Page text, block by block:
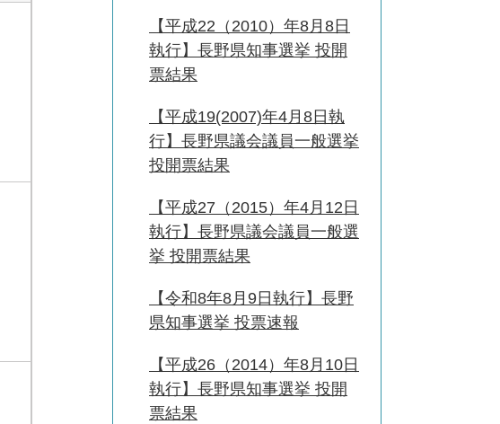
【平成22（2010）年8月8日
執行】長野県知事選挙 投開
票結果
【平成19(2007)年4月8日執
行】長野県議会議員一般選挙
投開票結果
【平成27（2015）年4月12日
執行】長野県議会議員一般選
挙 投開票結果
【令和8年8月9日執行】長野
県知事選挙 投票速報
【平成26（2014）年8月10日
執行】長野県知事選挙 投開
票結果